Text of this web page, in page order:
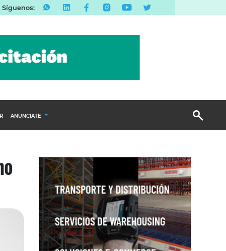
Síguenos:
ANUNCIATE
Email Marketing
Branded Content
Publicidad Revista